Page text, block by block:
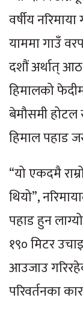
वर्षीय
याममा गाउँ
दशौं अर्थात्
हिमालको
बेमौसमी होटल
हिमाल पहाड
“यो एकदमै
थियो”,
पहाड हुन
१९० मिटर
आउजाउ
परिवर्तनका